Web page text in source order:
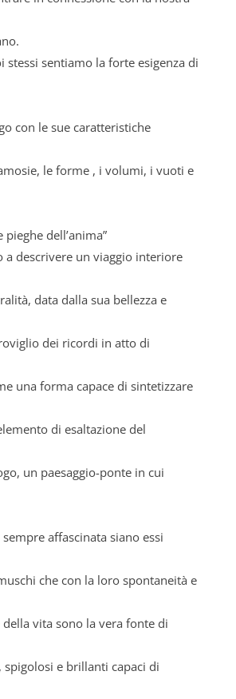
stessi sentiamo la forte esigenza di
con le sue caratteristiche
le forme , i volumi, i vuoti e
dell’anima”
a descrivere un viaggio interiore
data dalla sua bellezza e
dei ricordi in atto di
una forma capace di sintetizzare
di esaltazione del
un paesaggio-ponte in cui
affascinata siano essi
che con la loro spontaneità e
vita sono la vera fonte di
e brillanti capaci di